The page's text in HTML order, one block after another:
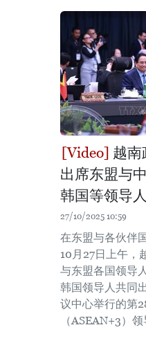
越南
出席东盟与
韩国等领导
27/10/2025 10:59
在东盟与各伙伴
10月27日上午，
与东盟各国领导
韩国领导人共同
议中心举行的第
（ASEAN+3）领